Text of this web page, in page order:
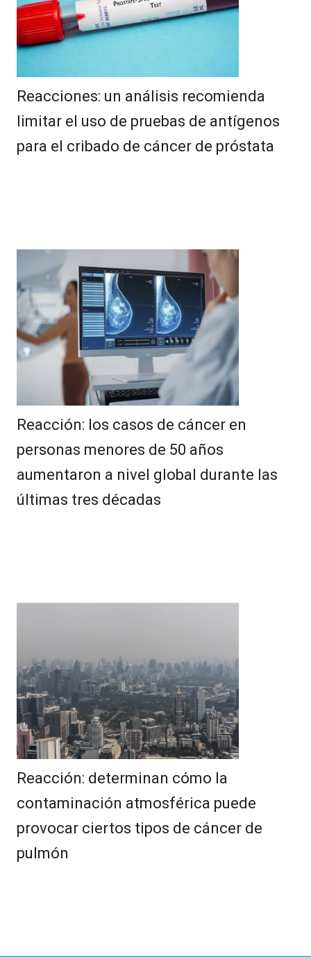
Reacciones: un análisis recomienda
limitar el uso de pruebas de antígenos
para el cribado de cáncer de próstata
Reacción: los casos de cáncer en
personas menores de 50 años
aumentaron a nivel global durante las
últimas tres décadas
Reacción: determinan cómo la
contaminación atmosférica puede
provocar ciertos tipos de cáncer de
pulmón